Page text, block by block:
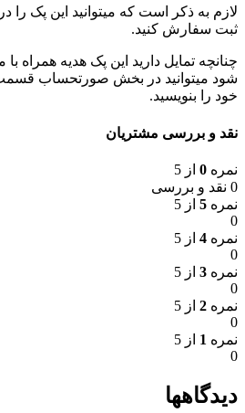
لازم به ذکر است که میتوانید این پک
ثبت سفارش کنید.
چنانچه تمایل دارید این پک هدیه همراه
شود میتوانید در بخش صورتحساب
خود را بنویسید.
نقد و بررسی مشتریان
نمره 0 از 5
0 نقد و بررسی
نمره 5 از 5
0
نمره 4 از 5
0
نمره 3 از 5
0
نمره 2 از 5
0
نمره 1 از 5
0
دیدگاهها